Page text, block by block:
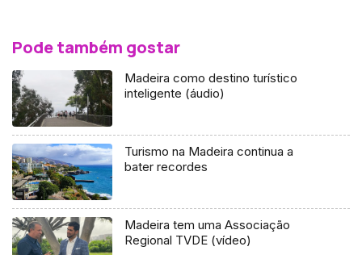
Pode também gostar
Madeira como destino turístico
inteligente (áudio)
Turismo na Madeira continua a
bater recordes
Madeira tem uma Associação
Regional TVDE (vídeo)